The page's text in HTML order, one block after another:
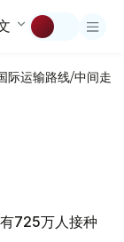
际运输路线/中间走廊
725万人接种